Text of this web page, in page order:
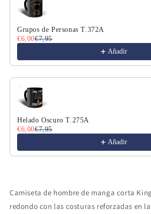
Grupos de Personas T.372A
€6,00€7,95
Añadir
Helado Oscuro T.275A
€6,00€7,95
Añadir
Camiseta de hombre de manga corta
redondo con las costuras reforzadas en